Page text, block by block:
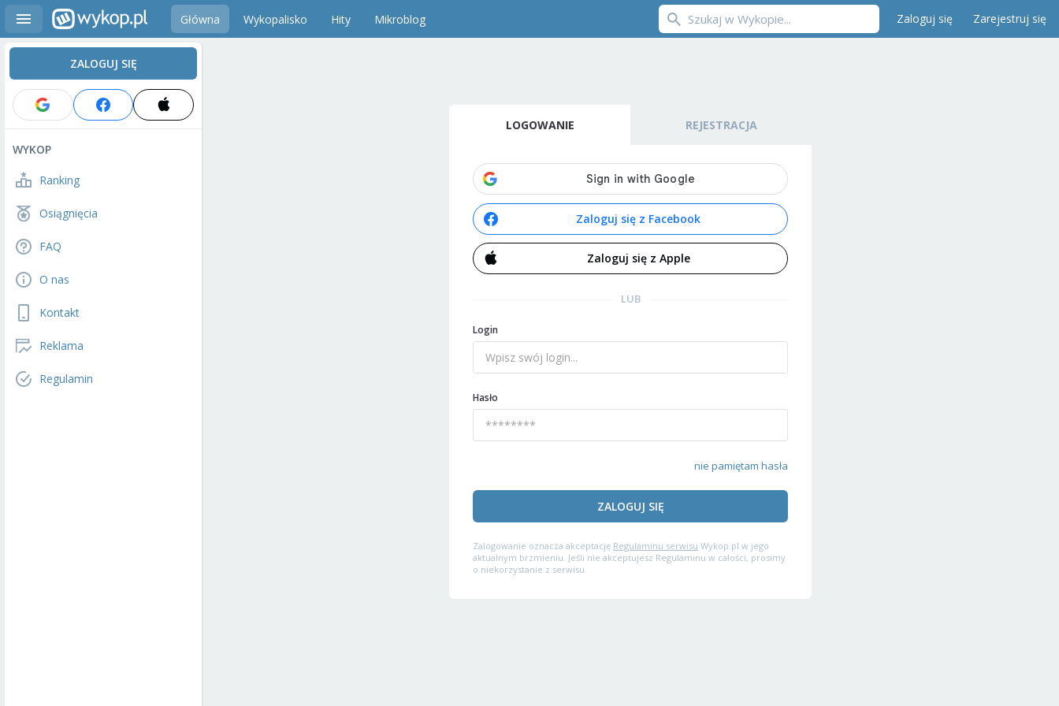
Główna Wykopalisko Hity Mikroblog Zaloguj się Zarejestruj się
ZALOGUJ SIĘ
WYKOP
Ranking
Osiągnięcia
FAQ
O nas
Kontakt
Reklama
Regulamin
LOGOWANIE REJESTRACJA
Zaloguj się z Facebook
Zaloguj się z Apple
LUB
Login
Hasło
nie pamiętam hasła
ZALOGUJ SIĘ
Zalogowanie oznacza akceptację Regulaminu serwisu Wykop.pl w jego
aktualnym brzmieniu. Jeśli nie akceptujesz Regulaminu w całości, prosimy
o niekorzystanie z serwisu.